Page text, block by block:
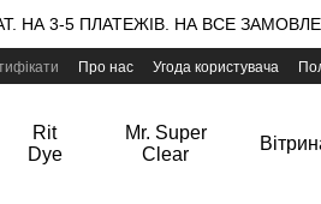
НА 3-5 ПЛАТЕЖІВ. НА ВСЕ
Про нас Угода користувача
Rit
Dye
Mr. Super
Clear